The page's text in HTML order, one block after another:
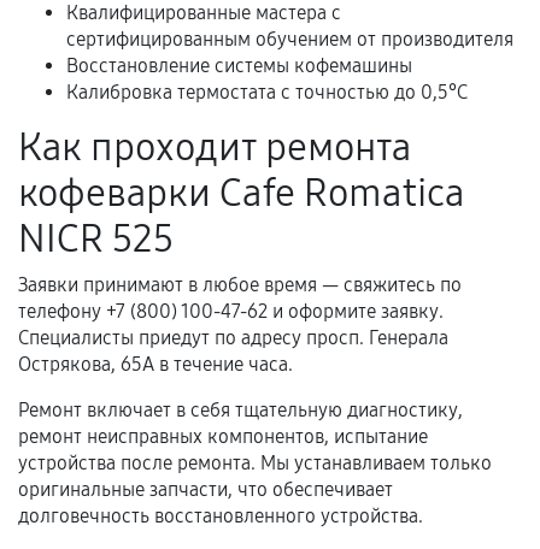
В некоторых случаях возможно оформление
расширенной гарантии. Стоимость, сроки и
условия продления согласовываются отдельно и
Когда гарантия не действует
механические повреждения, попадание влаги,
перегрев, коррозия.
Самостоятельный ремонт или вмешательство
Естественный износ деталей, если иное не
предусмотрено отдельно.
Обращение после окончания гарантийного
срока.
Квалифицированные мастера с
сертифицированным обучением от производителя
Восстановление системы кофемашины
Калибровка термостата с точностью до 0,5°C
Как проходит ремонта
кофеварки Cafe Romatica
NICR 525
Заявки принимают в любое время — свяжитесь по
телефону +7 (800) 100-47-62 и оформите заявку.
Специалисты приедут по адресу просп. Генерала
Острякова, 65А в течение часа.
Ремонт включает в себя тщательную диагностику,
ремонт неисправных компонентов, испытание
устройства после ремонта. Мы устанавливаем только
оригинальные запчасти, что обеспечивает
долговечность восстановленного устройства.